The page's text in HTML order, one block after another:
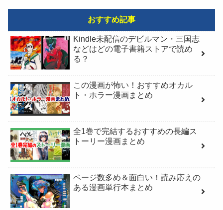
おすすめ記事
Kindle未配信のデビルマン・三国志
などはどの電子書籍ストアで読め
る？
この漫画が怖い！おすすめオカル
ト・ホラー漫画まとめ
全1巻で完結するおすすめの長編ス
トーリー漫画まとめ
ページ数多め＆面白い！読み応えの
ある漫画単行本まとめ